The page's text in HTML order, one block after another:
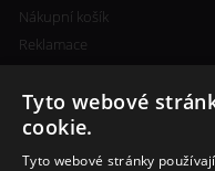
Nákupní košík
Reklamace
Certifikáty
Tyto webové
cookie.
Tyto webové stránky